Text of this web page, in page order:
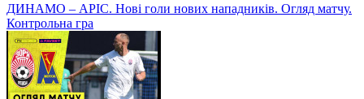
ДИНАМО – АРІС. Нові голи нових нападників. Огляд матчу.
Контрольна гра